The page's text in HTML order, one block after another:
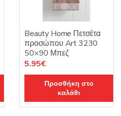
Beauty Home Πετσέτα
προσώπου Art 3230
50×90 Μπεζ
Original
price
5.95€Η
τρέχουσα
τιμή
είναι:
5.95€.
Προσθήκη στο
καλάθι